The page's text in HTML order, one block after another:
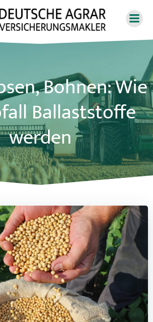
Zum
Inhalt
springen
Bohnen: Wie
Ballaststoffe
werden